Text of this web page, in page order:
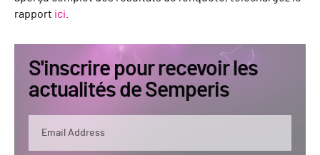
rapport ici
S'inscrire pour recevoir les
actualités de Semperis